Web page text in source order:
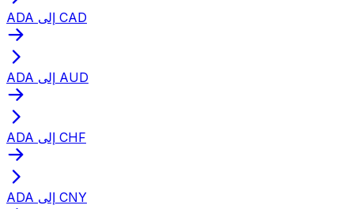
ADA إلى CAD
ADA إلى AUD
ADA إلى CHF
ADA إلى CNY